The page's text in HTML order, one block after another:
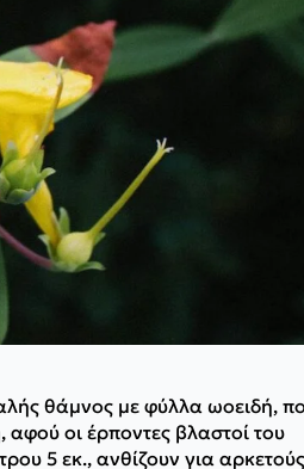
θάμνος με φύλλα ωοειδή,
οι έρποντες βλαστοί του
5 εκ., ανθίζουν για